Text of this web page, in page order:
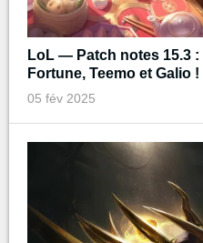
LoL — Patch notes 15.3
Fortune, Teemo et Galio !
05 fév 2025